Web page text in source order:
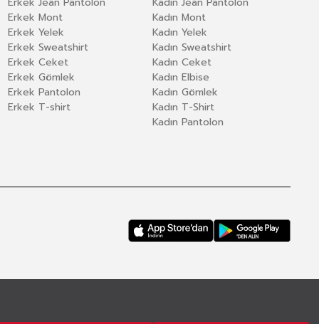
Erkek Mont
Erkek Yelek
Erkek Sweatshirt
Erkek Ceket
Erkek Gömlek
Erkek Pantolon
Erkek T-shirt
Kadın Mont
Kadın Yelek
Kadın Sweatshirt
Kadın Ceket
Kadın Elbise
Kadın Gömlek
Kadın T-Shirt
Kadın Pantolon